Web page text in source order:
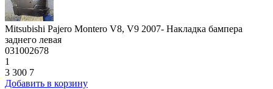
Mitsubishi Pajero Montero V8, V9 2007- Накладка бампера
заднего левая
031002678
1
3 300 7
Добавить в корзину